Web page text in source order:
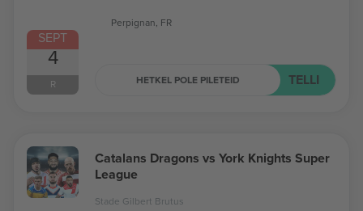
SEPT
4
R
Perpignan, FR
HETKEL POLE PILETEID TELLI
Catalans Dragons vs York Knights Super
League
Stade Gilbert Brutus